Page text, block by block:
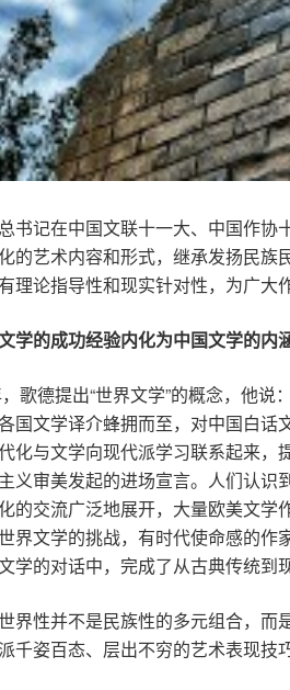
书记在中国文联十一大、中国作
的艺术内容和形式，继承发扬民
理论指导性和现实针对性，为广大
学的成功经验内化为中国文学的内
歌德提出“世界文学”的概念，他
国文学译介蜂拥而至，对中国白
化与文学向现代派学习联系起来，
义审美发起的进场宣言。人们认
的交流广泛地展开，大量欧美文
界文学的挑战，有时代使命感的
学的对话中，完成了从古典传统到
界性并不是民族性的多元组合，而
千姿百态、层出不穷的艺术表现技